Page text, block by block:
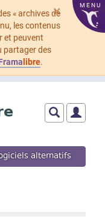
×
« archives de
les contenus
et peuvent
partager des
libre.
MENU
menu
formulaire
alternatifs